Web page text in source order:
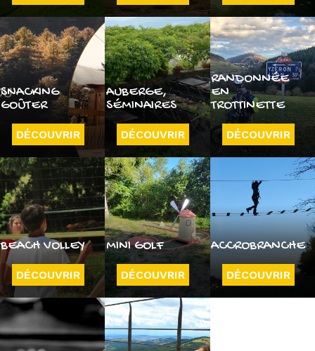
SNACKING
GOÛTER
DÉCOUVRIR
AUBERGE,
SÉMINAIRES
DÉCOUVRIR
RANDONNÉE
EN
TROTTINETTE
DÉCOUVRIR
BEACH VOLLEY
DÉCOUVRIR
MINI GOLF
DÉCOUVRIR
ACCROBRANCHE
DÉCOUVRIR